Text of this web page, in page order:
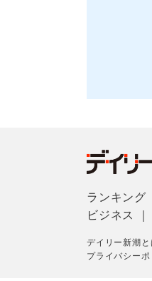
ランキング
ビジネス
デイリー新潮と
プライバシーポ